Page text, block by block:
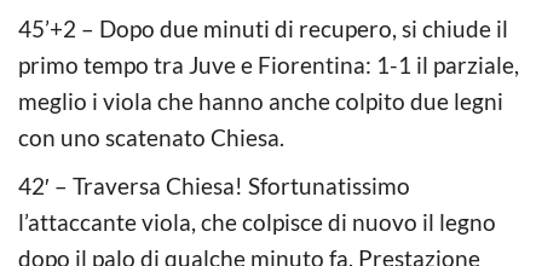
45’+2 – Dopo due minuti di recupero, si chiude il
primo tempo tra Juve e Fiorentina: 1-1 il parziale,
meglio i viola che hanno anche colpito due legni
con uno scatenato Chiesa.
42′ – Traversa Chiesa! Sfortunatissimo
l’attaccante viola, che colpisce di nuovo il legno
dopo il palo di qualche minuto fa. Prestazione